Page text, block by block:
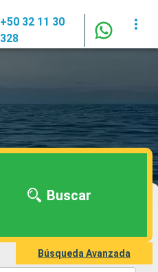
+50 32 11 30
328
Buscar
Búsqueda Avanzada